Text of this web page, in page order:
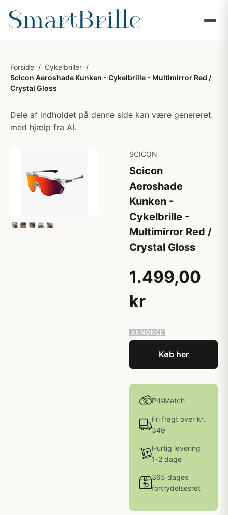
Forside / Cykelbriller /
Scicon Aeroshade Kunken - Cykelbrille - Multimirror Red /
Crystal Gloss
Dele af indholdet på denne side kan være genereret
med hjælp fra AI.
SCICON
Scicon
Aeroshade
Kunken -
Cykelbrille -
Multimirror Red /
Crystal Gloss
1.499,00
kr
Køb her
PrisMatch
Fri fragt over kr.
349
Hurtig levering
1-2 dage
365 dages
fortrydelsesret